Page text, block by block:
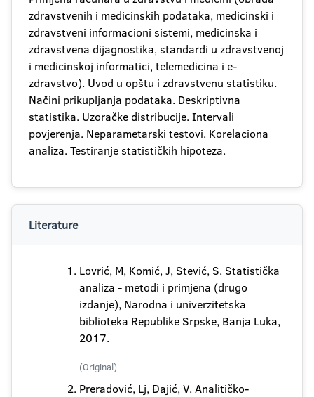
zdravstvenih i medicinskih podataka, medicinski i
zdravstveni informacioni sistemi, medicinska i
zdravstvena dijagnostika, standardi u zdravstvenoj
i medicinskoj informatici, telemedicina i e-
zdravstvo). Uvod u opštu i zdravstvenu statistiku.
Načini prikupljanja podataka. Deskriptivna
statistika. Uzoračke distribucije. Intervali
povjerenja. Neparametarski testovi. Korelaciona
analiza. Testiranje statističkih hipoteza.
Literature
Lovrić, M, Komić, J, Stević, S. Statistička
analiza - metodi i primjena (drugo
izdanje), Narodna i univerzitetska
biblioteka Republike Srpske, Banja Luka,
2017.
(Original)
Preradović, Lj, Đajić, V. Analitičko-